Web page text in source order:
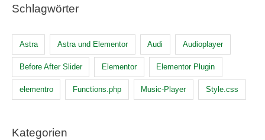
Schlagwörter
Astra Astra und Elementor Audi Audioplayer
Before After Slider Elementor Elementor Plugin
elementro Functions.php Music-Player Style.css
Kategorien